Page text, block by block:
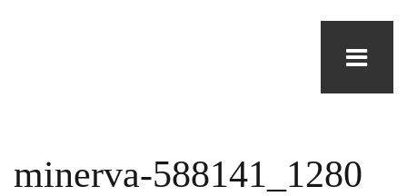
minerva-588141_1280